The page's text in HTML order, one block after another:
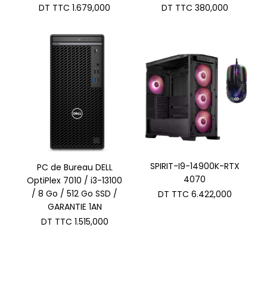
DT TTC 1.679,000
DT TTC 380,000
PC de Bureau DELL
OptiPlex 7010 / i3-13100
/ 8 Go / 512 Go SSD /
GARANTIE 1AN
DT TTC 1.515,000
SPIRIT-I9-14900K-RTX
4070
DT TTC 6.422,000